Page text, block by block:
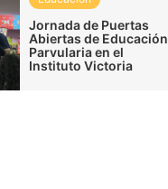
Jornada de Puertas
Abiertas de Educación
Parvularia en el
Instituto Victoria